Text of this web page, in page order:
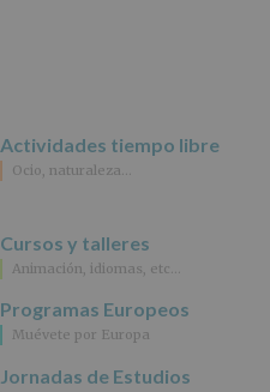
Actividades tiempo libre
Ocio, naturaleza…
Cursos y talleres
Animación, idiomas, etc…
Programas Europeos
Muévete por Europa
Jornadas de Estudios